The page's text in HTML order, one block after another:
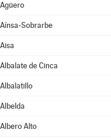
Agüero
Aínsa-Sobrarbe
Aisa
Albalate de Cinca
Albalatillo
Albelda
Albero Alto